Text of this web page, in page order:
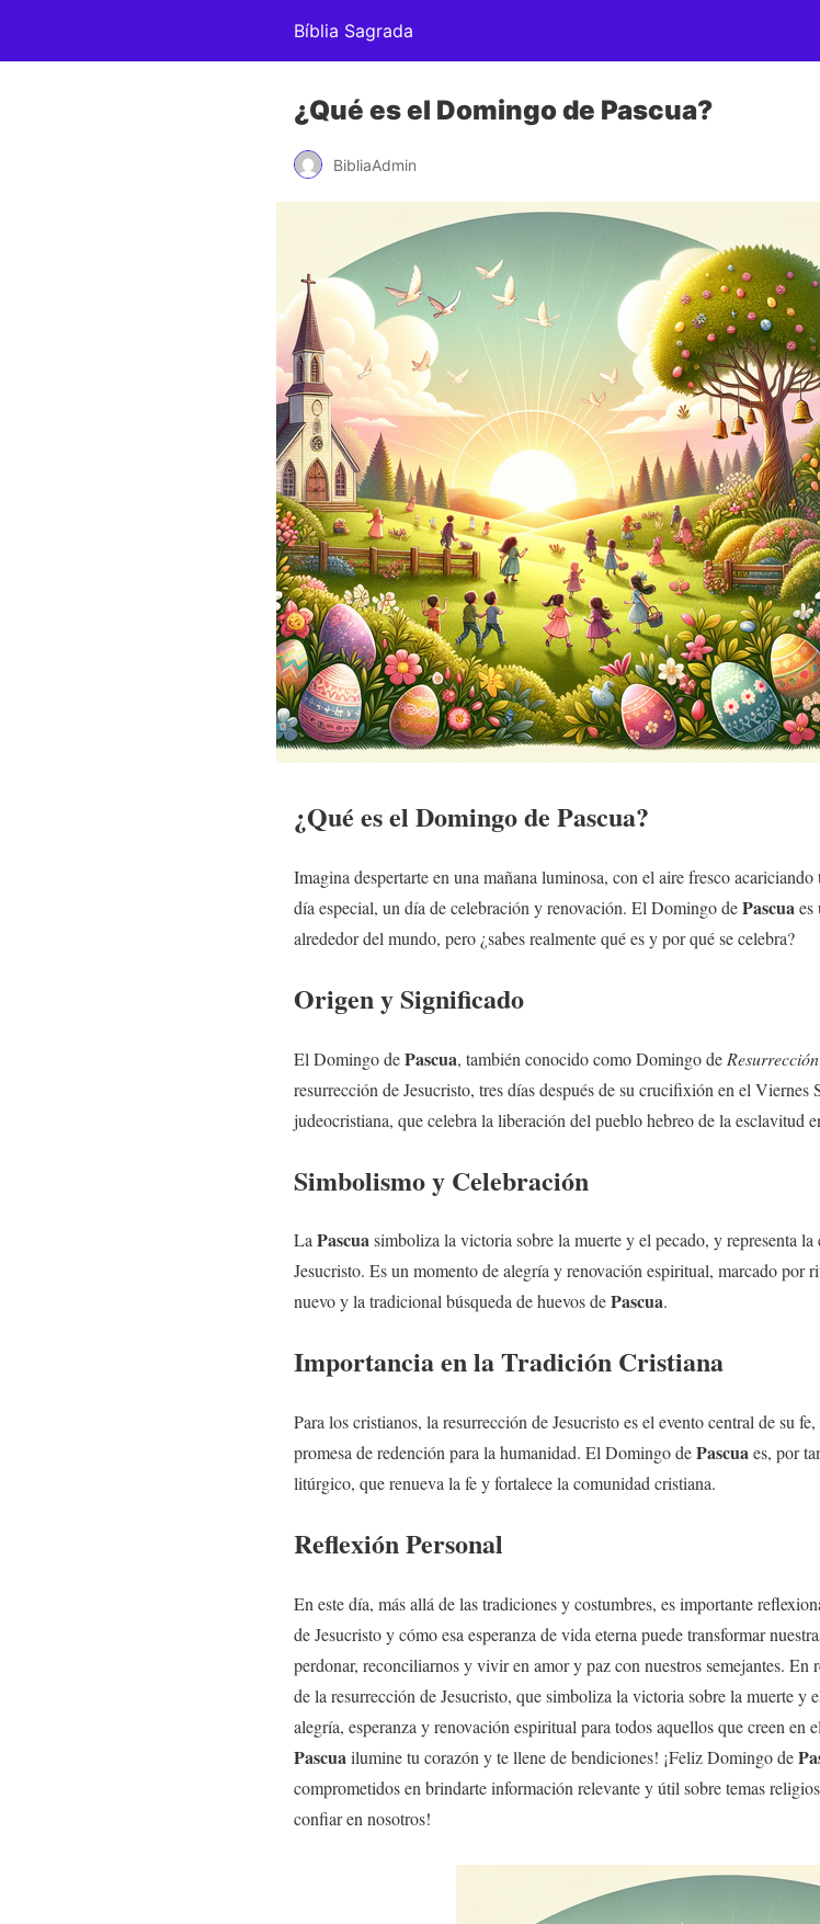
Bíblia Sagrada
¿Qué es el Domingo de Pascua?
BibliaAdmin
¿Qué es el Domingo de Pascua?
Imagina despertarte en una mañana luminosa, con el aire fresco
día especial, un día de celebración y renovación. El Domingo dePascuaes
alrededor del mundo, pero ¿sabes realmente qué es y por qué se celebra?
Origen y Significado
El Domingo dePascua, también conocido como Domingo de Resurrección
resurrección de Jesucristo, tres días después de su crucifixión en el
judeocristiana, que celebra la liberación del pueblo hebreo de la esclavitud
Simbolismo y Celebración
LaPascuasimboliza la victoria sobre la muerte y el pecado, y representa
Jesucristo. Es un momento de alegría y renovación espiritual, marcado por
nuevo y la tradicional búsqueda de huevos dePascua.
Importancia en la Tradición Cristiana
Para los cristianos, la resurrección de Jesucristo es el evento central de su
promesa de redención para la humanidad. El Domingo dePascuaes, por
litúrgico, que renueva la fe y fortalece la comunidad cristiana.
Reflexión Personal
En este día, más allá de las tradiciones y costumbres, es importante
de Jesucristo y cómo esa esperanza de vida eterna puede transformar
perdonar, reconciliarnos y vivir en amor y paz con nuestros semejantes. En
de la resurrección de Jesucristo, que simboliza la victoria sobre la muerte
alegría, esperanza y renovación espiritual para todos aquellos que creen en
Pascuailumine tu corazón y te llene de bendiciones! ¡Feliz Domingo de
comprometidos en brindarte información relevante y útil sobre temas
confiar en nosotros!